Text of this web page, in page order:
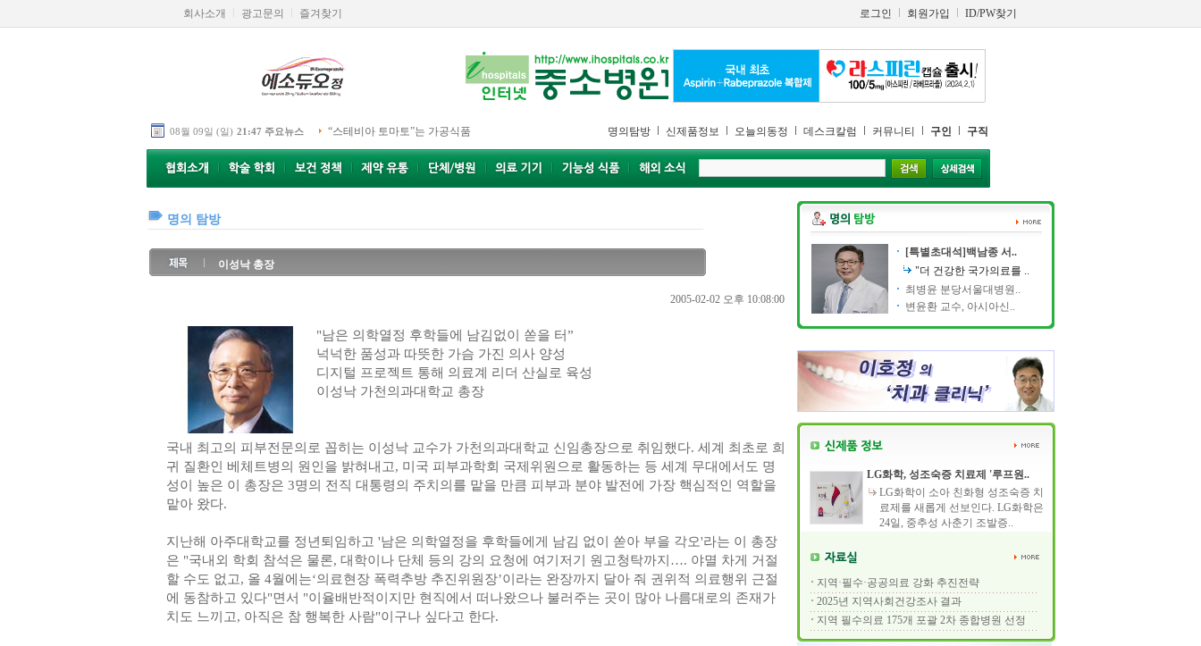
회사소개 광고문의 즐겨찾기 로그인 회원가입 ID/PW찾기
08월 09일 (일) 21:47 주요뉴스 “스테비아 토마토”는 가공식품 명의탐방 신제품정보 오늘의동정 데스크칼럼 커뮤니티 구인 구직
명의 탐방
이성낙 총장
2005-02-02 오후 10:08:00
"남은 의학열정 후학들에 남김없이 쏟을 터”
넉넉한 품성과 따뜻한 가슴 가진 의사 양성
디지털 프로젝트 통해 의료계 리더 산실로 육성
이성낙 가천의과대학교 총장
국내 최고의 피부전문의로 꼽히는 이성낙 교수가 가천의과대학교 신임총장으로 취임했다. 세계 최초로 희
귀 질환인 베체트병의 원인을 밝혀내고, 미국 피부과학회 국제위원으로 활동하는 등 세계 무대에서도 명
성이 높은 이 총장은 3명의 전직 대통령의 주치의를 맡을 만큼 피부과 분야 발전에 가장 핵심적인 역할을
맡아 왔다.
지난해 아주대학교를 정년퇴임하고 '남은 의학열정을 후학들에게 남김 없이 쏟아 부을 각오'라는 이 총장
은 "국내외 학회 참석은 물론, 대학이나 단체 등의 강의 요청에 여기저기 원고청탁까지…. 야멸 차게 거절
할 수도 없고, 올 4월에는‘의료현장 폭력추방 추진위원장’이라는 완장까지 달아 줘 권위적 의료행위 근절
에 동참하고 있다"면서 "이율배반적이지만 현직에서 떠나왔으나 불러주는 곳이 많아 나름대로의 존재가
치도 느끼고, 아직은 참 행복한 사람"이구나 싶다고 한다.
[특별초대석]백남종 서..
"더 건강한 국가의료를 ..
최병윤 분당서울대병원..
변윤환 교수, 아시아신..
LG화학, 성조숙증 치료제 '루프원..
LG화학이 소아 친화형 성조숙증 치
료제를 새롭게 선보인다. LG화학은
24일, 중추성 사춘기 조발증..
지역·필수·공공의료 강화 추진전략
2025년 지역사회건강조사 결과
지역 필수의료 175개 포괄 2차 종합병원 선정